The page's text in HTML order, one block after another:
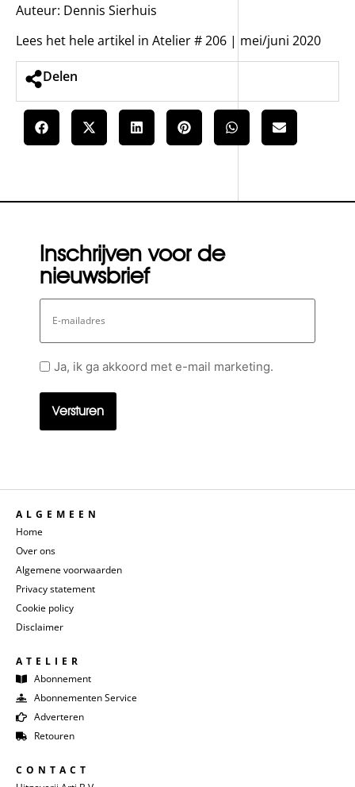
Auteur: Dennis Sierhuis
Lees het hele artikel in Atelier # 206 | mei/juni 2020
Delen
Inschrijven voor de
nieuwsbrief
E-
mailadres
GeenJa, ik ga akkoord met e-mail marketing.
ALGEMEEN
Home
Over ons
Algemene voorwaarden
Privacy statement
Cookie policy
Disclaimer
ATELIER
Abonnement
Abonnementen Service
Adverteren
Retouren
CONTACT